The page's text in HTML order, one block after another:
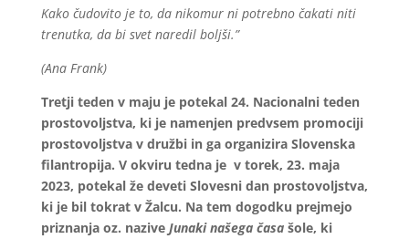
Kako čudovito je to, da nikomur ni potrebno čakati niti
trenutka, da bi svet naredil boljši.”
(Ana Frank)
Tretji teden v maju je potekal 24. Nacionalni teden
prostovoljstva, ki je namenjen predvsem promociji
prostovoljstva v družbi in ga organizira Slovenska
filantropija. V okviru tedna je v torek, 23. maja
2023, potekal že deveti Slovesni dan prostovoljstva,
ki je bil tokrat v Žalcu. Na tem dogodku prejmejo
priznanja oz. nazive Junaki našega časašole, ki